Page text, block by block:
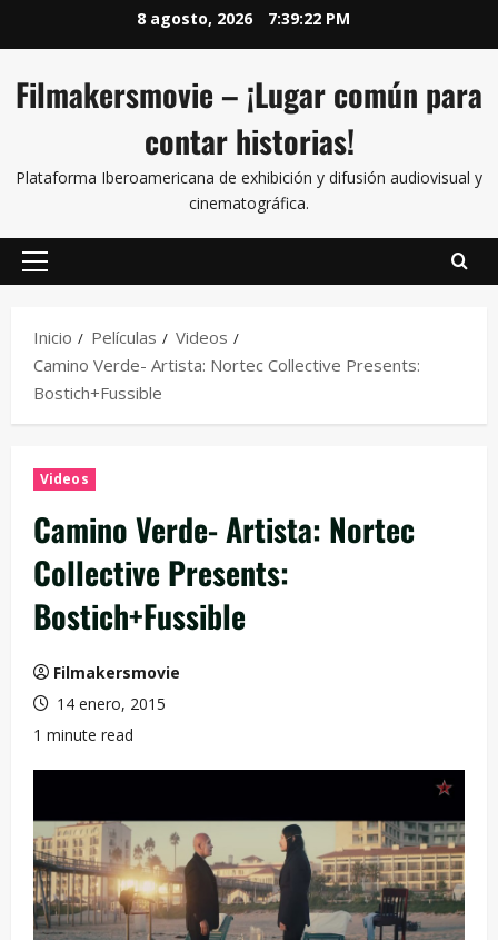
8 agosto, 2026 7:39:22 PM
Filmakersmovie – ¡Lugar común para
contar historias!
Plataforma Iberoamericana de exhibición y difusión audiovisual y
cinematográfica.
Inicio Películas
Videos
Camino Verde- Artista: Nortec Collective Presents:
Bostich+Fussible
Videos
Camino Verde- Artista: Nortec
Collective Presents:
Bostich+Fussible
Filmakersmovie
14 enero, 2015
1 minute read